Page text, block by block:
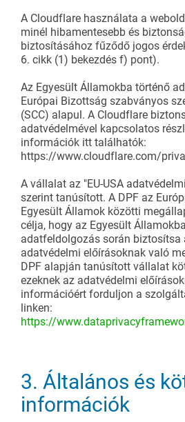
A Cloudflare használata a
minél hibamentesebb és
biztosításához fűződő jogos
6. cikk (1) bekezdés f) pont).
Az Egyesült Államokba történő
Európai Bizottság szabványos
(SCC) alapul. A Cloudflare
adatvédelmével kapcsolatos
információk itt találhatók:
https://www.cloudflare.com/
A vállalat az "EU-USA
szerint tanúsított. A DPF az
Egyesült Államok közötti
célja, hogy az Egyesült
adatfeldolgozás során biztosítsa
adatvédelmi előírásoknak való
DPF alapján tanúsított vállalat
ezeknek az adatvédelmi
információért forduljon a
linken:
https://
3. Általános és
információk